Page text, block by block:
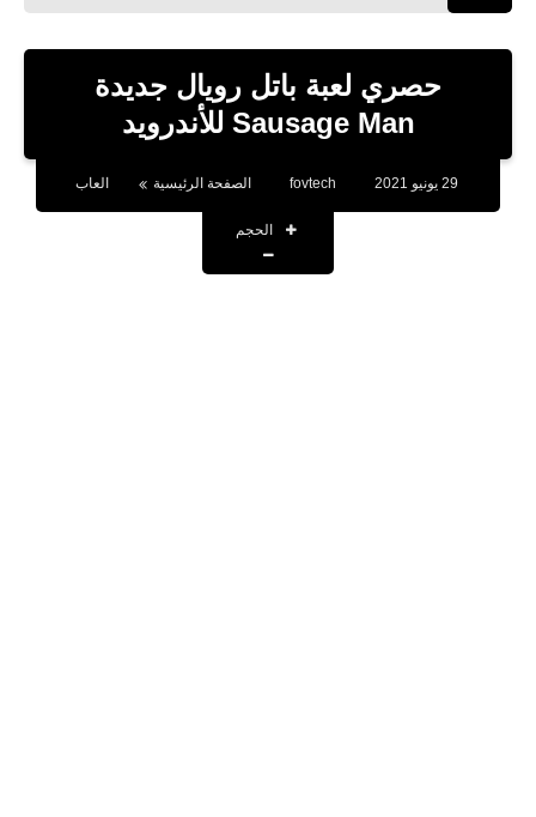
مواقع
بلوجر
حصري لعبة باتل رويال جديدة
Sausage Man‏ للأندرويد
fovtech الصفحة الرئيسية العاب
الحجم